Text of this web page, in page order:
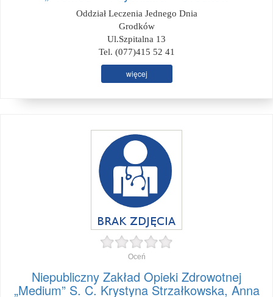
Oddział Leczenia Jednego Dnia
Grodków
Ul.Szpitalna 13
Tel. (077)415 52 41
więcej
Oceń
Niepubliczny Zakład Opieki Zdrowotnej
„Medium” S. C. Krystyna Strzałkowska, Anna